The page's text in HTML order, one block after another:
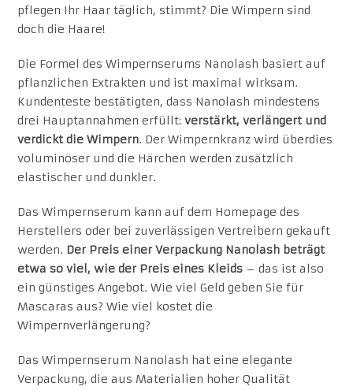
pflegen Ihr Haar täglich, stimmt? Die Wimpern sind
doch die Haare!
Die Formel des Wimpernserums Nanolash basiert auf
pflanzlichen Extrakten und ist maximal wirksam.
Kundenteste bestätigten, dass Nanolash mindestens
drei Hauptannahmen erfüllt: verstärkt, verlängert und
verdickt die Wimpern. Der Wimpernkranz wird überdies
voluminöser und die Härchen werden zusätzlich
elastischer und dunkler.
Das Wimpernserum kann auf dem Homepage des
Herstellers oder bei zuverlässigen Vertreibern gekauft
werden. Der Preis einer Verpackung Nanolash beträgt
etwa so viel, wie der Preis eines Kleids– das ist also
ein günstiges Angebot. Wie viel Geld geben Sie für
Mascaras aus? Wie viel kostet die
Wimpernverlängerung?
Das Wimpernserum Nanolash hat eine elegante
Verpackung, die aus Materialien hoher Qualität